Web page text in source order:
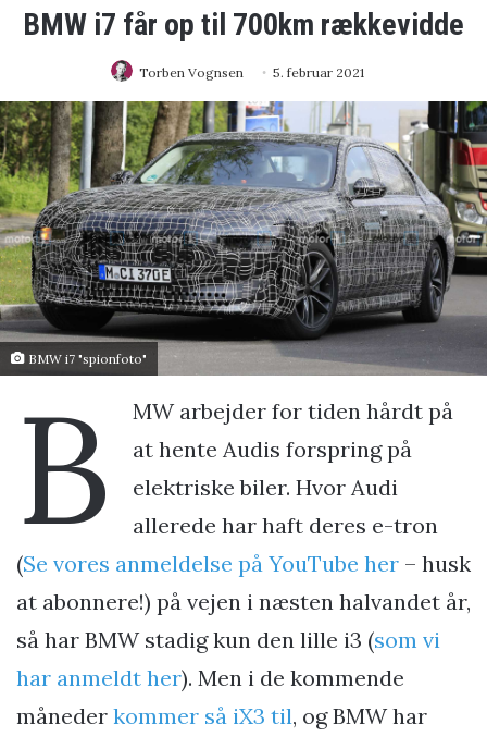
BMW i7 får op til 700km rækkevidde
Torben Vognsen 5. februar 2021
BMW i7 "spionfoto"
B
MW arbejder for tiden hårdt på
at hente Audis forspring på
elektriske biler. Hvor Audi
allerede har haft deres e-tron
(Se vores anmeldelse på YouTube her – husk
at abonnere!) på vejen i næsten halvandet år,
så har BMW stadig kun den lille i3 (som vi
har anmeldt her). Men i de kommende
måneder kommer så iX3 til, og BMW har